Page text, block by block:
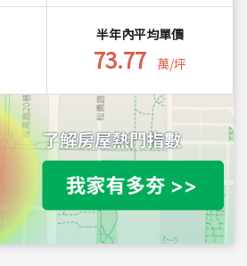
半年內平均單價
73.77 萬/坪